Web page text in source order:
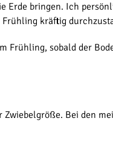
Erde bringen. Ich
Frühling kräftig
Frühling, sobald der
Bei den